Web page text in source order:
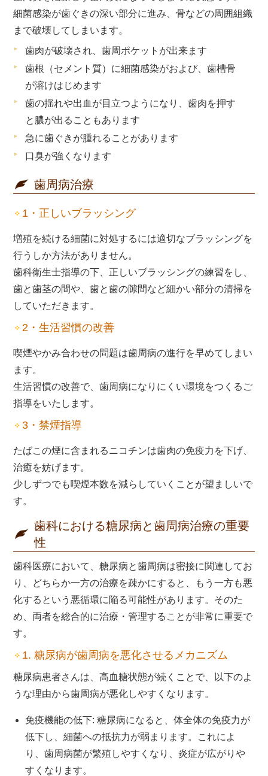
細菌感染が歯ぐきの深い部分に進み、骨などの周囲組織
まで破壊してしまいます。
歯肉が破壊され、歯周ポケットが出来ます
歯根（セメント質）に細菌感染がおよび、歯槽骨
が溶けはじめます
歯の揺れや出血が目立つようになり、歯肉を押す
と膿が出ることもあります
急に歯ぐきが腫れることがあります
口臭が強くなります
歯周病治療
1・正しいブラッシング
増殖を続ける細菌に対処するには適切なブラッシングを
行うしか方法がありません。
歯科衛生士指導の下、正しいブラッシングの練習をし、
歯と歯茎の間や、歯と歯の隙間など細かい部分の清掃を
していただきます。
2・生活習慣の改善
喫煙やかみ合わせの問題は歯周病の進行を早めてしまい
ます。
生活習慣の改善で、歯周病になりにくい環境をつくるご
指導をいたします。
3・禁煙指導
たばこの煙に含まれるニコチンは歯肉の免疫力を下げ、
治癒を妨げます。
少しずつでも喫煙本数を減らしていくことが望ましいで
す。
歯科における糖尿病と歯周病治療の重要
性
歯科医療において、糖尿病と歯周病は密接に関連してお
り、どちらか一方の治療を疎かにすると、もう一方も悪
化するという悪循環に陥る可能性があります。そのた
め、両者を総合的に治療・管理することが非常に重要で
す。
1. 糖尿病が歯周病を悪化させるメカニズム
糖尿病患者さんは、高血糖状態が続くことで、以下のよ
うな理由から歯周病が悪化しやすくなります。
免疫機能の低下: 糖尿病になると、体全体の免疫力が
低下し、細菌への抵抗力が弱まります。これによ
り、歯周病菌が繁殖しやすくなり、炎症が広がりや
すくなります。